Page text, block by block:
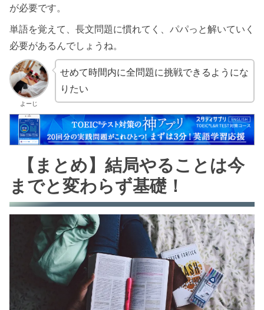
が必要です。
単語を覚えて、長文問題に慣れてく、パパっと解いていく
必要があるんでしょうね。
よーじ
せめて時間内に全問題に挑戦できるようにな
りたい
【まとめ】結局やることは今
までと変わらず基礎！